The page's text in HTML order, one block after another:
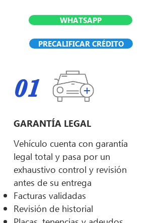
WHATSAPP
PRECALIFICAR CRÉDITO
01
GARANTÍA LEGAL
Vehículo cuenta con garantía
legal total y pasa por un
exhaustivo control y revisión
antes de su entrega
Facturas validadas
Revisión de historial